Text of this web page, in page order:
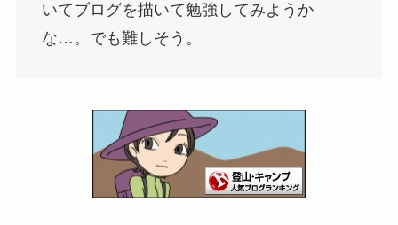
いてブログを描いて勉強してみようか
な…。でも難しそう。